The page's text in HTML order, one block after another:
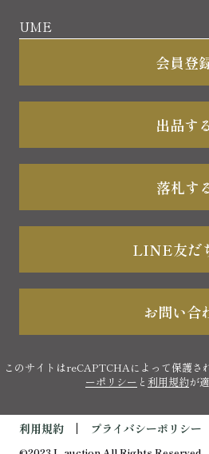
UME
会員登
出品する
落札す
LINE友だ
お問い合
このサイトはreCAPTCHAによって保護さ
ーポリシー と 利用規約が
利用規約 プライバシーポリシー